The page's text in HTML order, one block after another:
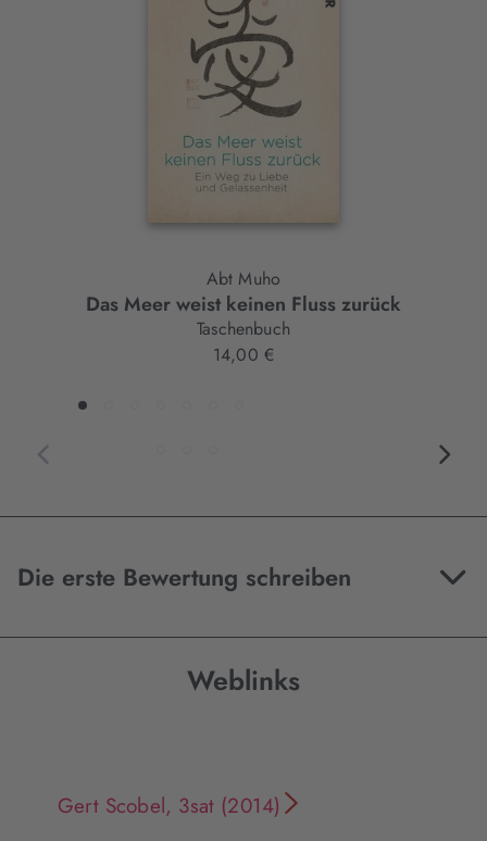
Abt Muho
Das Meer weist keinen Fluss zurück
Taschenbuch
14,00 €
Die erste Bewertung schreiben
Weblinks
Gert Scobel, 3sat (2014)